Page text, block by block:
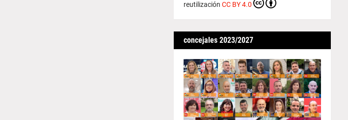
reutilización CC BY 4.0
concejales 2023/2027